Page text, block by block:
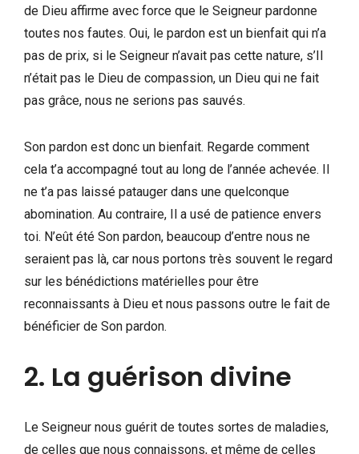
de Dieu affirme avec force que le Seigneur pardonne
toutes nos fautes. Oui, le pardon est un bienfait qui n’a
pas de prix, si le Seigneur n’avait pas cette nature, s’Il
n’était pas le Dieu de compassion, un Dieu qui ne fait
pas grâce, nous ne serions pas sauvés.
Son pardon est donc un bienfait. Regarde comment
cela t’a accompagné tout au long de l’année achevée. Il
ne t’a pas laissé patauger dans une quelconque
abomination. Au contraire, Il a usé de patience envers
toi. N’eût été Son pardon, beaucoup d’entre nous ne
seraient pas là, car nous portons très souvent le regard
sur les bénédictions matérielles pour être
reconnaissants à Dieu et nous passons outre le fait de
bénéficier de Son pardon.
2. La guérison divine
Le Seigneur nous guérit de toutes sortes de maladies,
de celles que nous connaissons, et même de celles